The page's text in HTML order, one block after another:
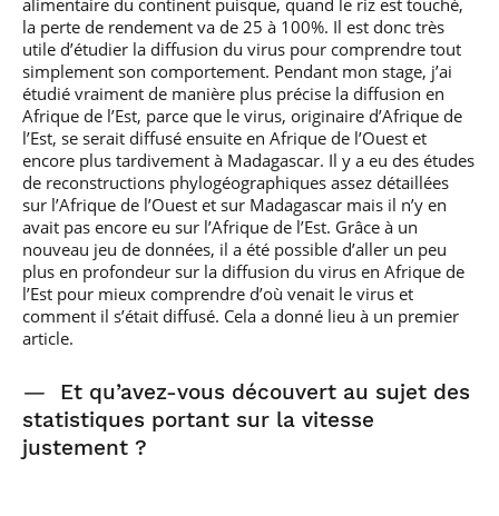
alimentaire du continent puisque, quand le riz est touché,
la perte de rendement va de 25 à 100%. Il est donc très
utile d’étudier la diffusion du virus pour comprendre tout
simplement son comportement. Pendant mon stage, j’ai
étudié vraiment de manière plus précise la diffusion en
Afrique de l’Est, parce que le virus, originaire d’Afrique de
l’Est, se serait diffusé ensuite en Afrique de l’Ouest et
encore plus tardivement à Madagascar. Il y a eu des études
de reconstructions phylogéographiques assez détaillées
sur l’Afrique de l’Ouest et sur Madagascar mais il n’y en
avait pas encore eu sur l’Afrique de l’Est. Grâce à un
nouveau jeu de données, il a été possible d’aller un peu
plus en profondeur sur la diffusion du virus en Afrique de
l’Est pour mieux comprendre d’où venait le virus et
comment il s’était diffusé. Cela a donné lieu à un premier
article.
—
Et qu’avez-vous découvert au sujet des
statistiques portant sur la vitesse
justement ?